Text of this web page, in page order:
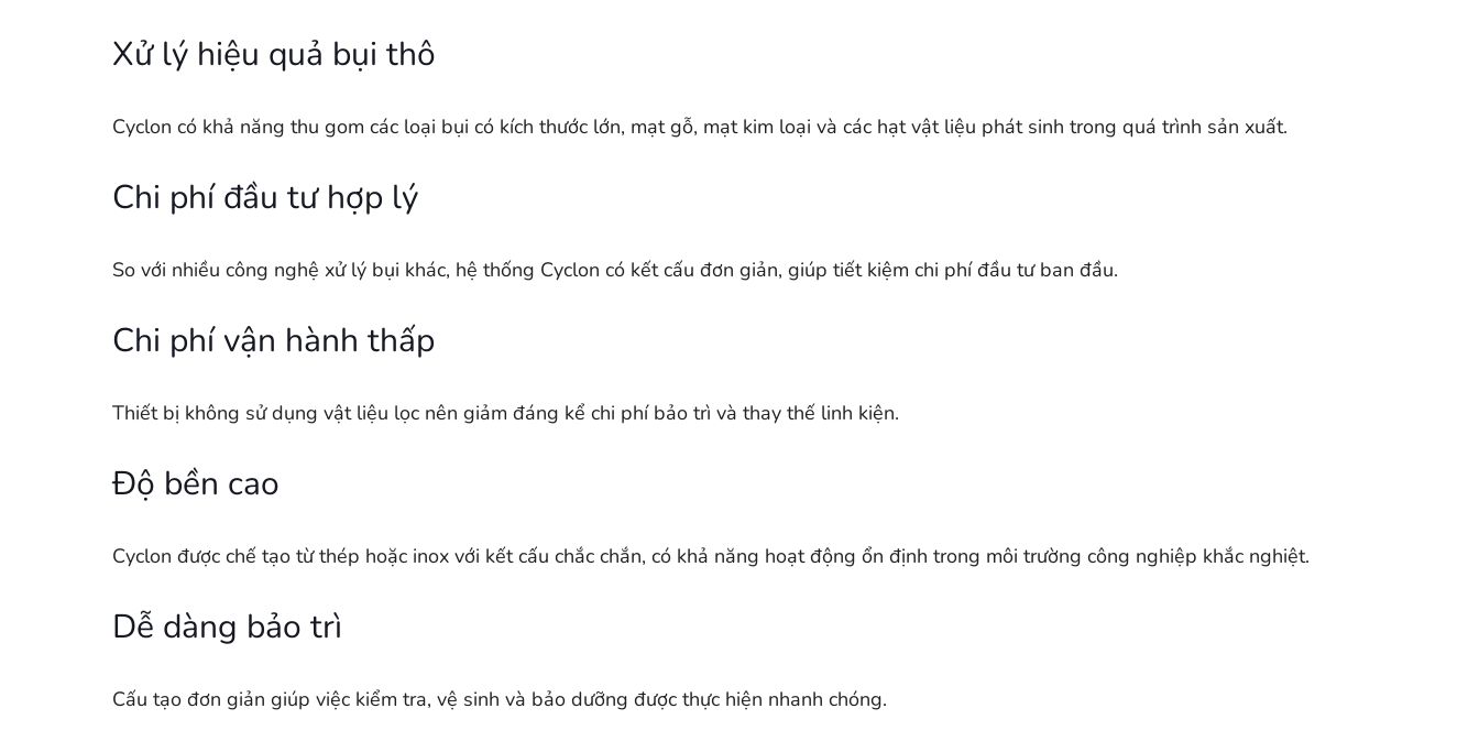
Xử lý hiệu quả bụi thô
Cyclon có khả năng thu gom các loại bụi có kích thước lớn, mạt gỗ, mạt kim loại và các hạt vật liệu phát sinh trong quá trình sản xuất.
Chi phí đầu tư hợp lý
So với nhiều công nghệ xử lý bụi khác, hệ thống Cyclon có kết cấu đơn giản, giúp tiết kiệm chi phí đầu tư ban đầu.
Chi phí vận hành thấp
Thiết bị không sử dụng vật liệu lọc nên giảm đáng kể chi phí bảo trì và thay thế linh kiện.
Độ bền cao
Cyclon được chế tạo từ thép hoặc inox với kết cấu chắc chắn, có khả năng hoạt động ổn định trong môi trường công nghiệp khắc nghiệt.
Dễ dàng bảo trì
Cấu tạo đơn giản giúp việc kiểm tra, vệ sinh và bảo dưỡng được thực hiện nhanh chóng.